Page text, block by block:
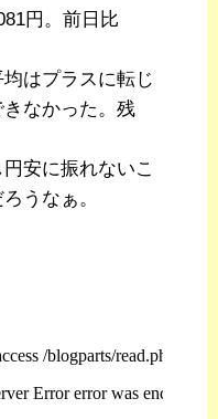
円。前日比
はプラスに転じ
なかった。残
安に振れないこ
うなぁ。